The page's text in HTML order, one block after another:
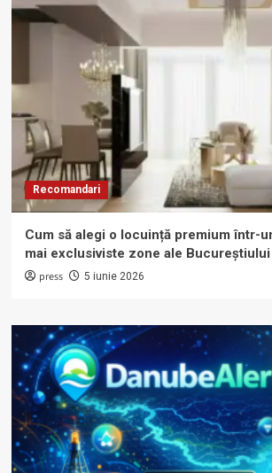
Recomandari
Cum să alegi o locuință premium într-
mai exclusiviste zone ale Bucureștiului
press 5 iunie 2026